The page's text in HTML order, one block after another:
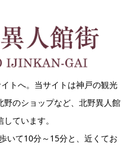
トへ。当サイトは神戸の観光
のショップなど、北野異人館
ています。
いて10分～15分と、近くてお